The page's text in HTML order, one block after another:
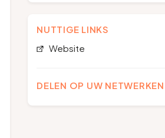
NUTTIGE LINKS
Website
DELEN OP UW NETWERKEN